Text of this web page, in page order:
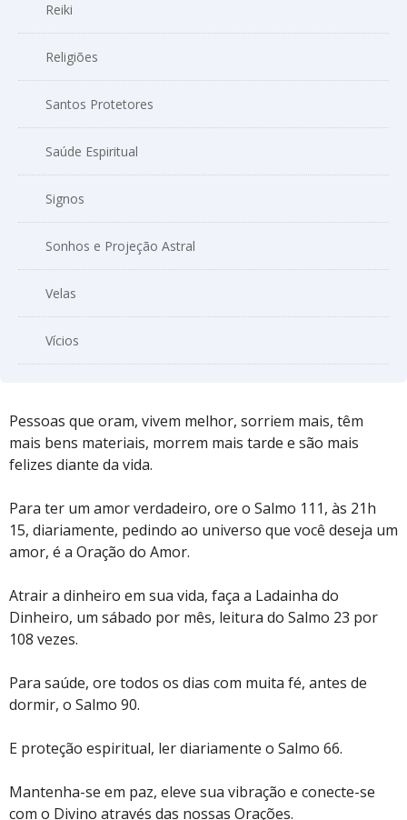
Reiki
Religiões
Santos Protetores
Saúde Espiritual
Signos
Sonhos e Projeção Astral
Velas
Vícios
Pessoas que oram, vivem melhor, sorriem mais, têm
mais bens materiais, morrem mais tarde e são mais
felizes diante da vida.
Para ter um amor verdadeiro, ore o Salmo 111, às 21h
15, diariamente, pedindo ao universo que você deseja um
amor, é a Oração do Amor.
Atrair a dinheiro em sua vida, faça a Ladainha do
Dinheiro, um sábado por mês, leitura do Salmo 23 por
108 vezes.
Para saúde, ore todos os dias com muita fé, antes de
dormir, o Salmo 90.
E proteção espiritual, ler diariamente o Salmo 66.
Mantenha-se em paz, eleve sua vibração e conecte-se
com o Divino através das nossas Orações.